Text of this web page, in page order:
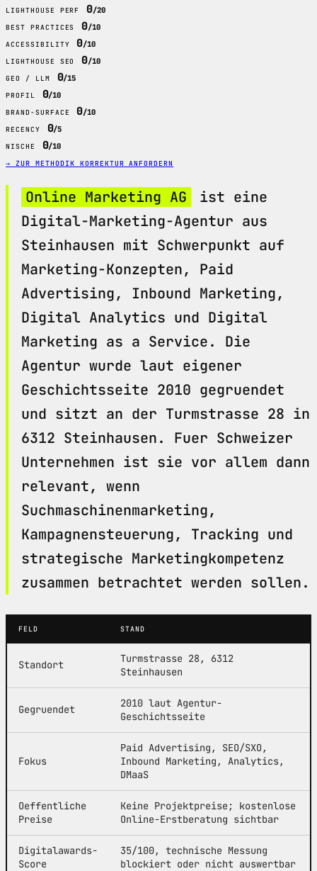
LIGHTHOUSE PERF 0/20
BEST PRACTICES 0/10
ACCESSIBILITY 0/10
LIGHTHOUSE SEO 0/10
GEO / LLM 0/15
PROFIL 0/10
BRAND-SURFACE 0/10
RECENCY 0/5
NISCHE 0/10
→ ZUR METHODIK KORREKTUR ANFORDERN
Online Marketing AG
ist eine
Digital-Marketing-Agentur aus
Steinhausen mit Schwerpunkt auf
Marketing-Konzepten, Paid
Advertising, Inbound Marketing,
Digital Analytics und Digital
Marketing as a Service. Die
Agentur wurde laut eigener
Geschichtsseite 2010 gegruendet
und sitzt an der Turmstrasse 28 in
6312 Steinhausen. Fuer Schweizer
Unternehmen ist sie vor allem dann
relevant, wenn
Suchmaschinenmarketing,
Kampagnensteuerung, Tracking und
strategische Marketingkompetenz
zusammen betrachtet werden sollen.
FELD STAND
Standort
Turmstrasse 28, 6312
Steinhausen
Gegruendet
2010 laut Agentur-
Geschichtsseite
Fokus
Paid Advertising, SEO/SXO,
Inbound Marketing, Analytics,
DMaaS
Oeffentliche
Preise
Keine Projektpreise; kostenlose
Online-Erstberatung sichtbar
Digitalawards-
Score
35/100, technische Messung
blockiert oder nicht auswertbar